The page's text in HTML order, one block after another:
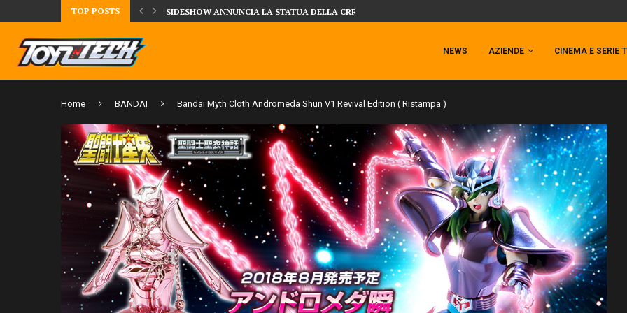
TOP POSTS
LA FIGURE DI IPPO MAKUNOUCHI! SIDESHOW ANNUNCIA LA STATUA DELLA CRRATURA DELLA LAGUNA...
NEWS AZIENDE CINEMA E SERIE
Home BANDAI Bandai Myth Cloth Andromeda Shun V1 Revival Edition ( Ristampa )